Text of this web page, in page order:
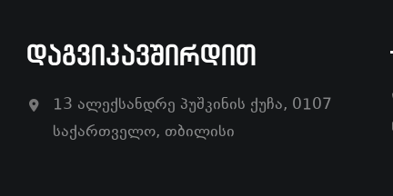
ᲓᲐᲒᲕᲘᲙᲐᲕᲨᲘᲠᲓᲘᲗ
13 ალექსანდრე პუშკინის ქუჩა, 0107
საქართველო, თბილისი